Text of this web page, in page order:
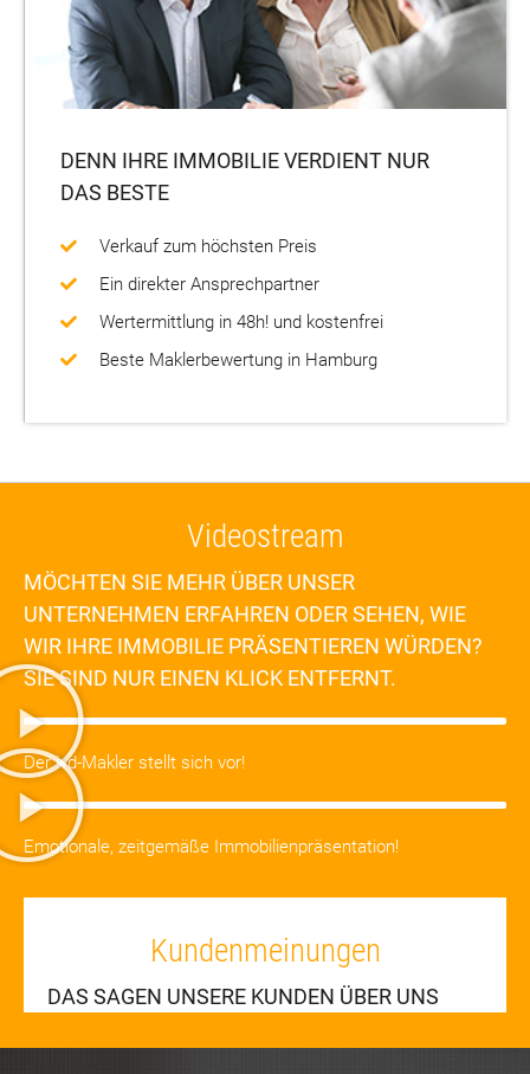
Ukrainehilfe
Stellenangebote
Für Käufer
Für Mieter
Immobilienlexikon
Neuigkeiten und Wissenswertes
Presse
DENN IHRE IMMOBILIE VERDIENT NUR
DAS BESTE
Verkauf zum höchsten Preis
Ein direkter Ansprechpartner
Wertermittlung in 48h! und kostenfrei
Beste Maklerbewertung in Hamburg
Videostream
MÖCHTEN SIE MEHR ÜBER UNSER
UNTERNEHMEN ERFAHREN ODER SEHEN, WIE
WIR IHRE IMMOBILIE PRÄSENTIEREN WÜRDEN?
SIE SIND NUR EINEN KLICK ENTFERNT.
Der ivd-Makler stellt sich vor!
Emotionale, zeitgemäße Immobilienpräsentation!
Kundenmeinungen
DAS SAGEN UNSERE KUNDEN ÜBER UNS